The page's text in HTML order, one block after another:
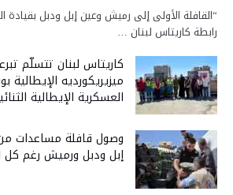
“القافلة الأولى إلى رميش وعين إبل ودبل بقيادة
رابطة كاريتاس لبنان …
كاريتاس لبنان تتسلّم
ميزيريكورديه الإيطالية
العسكرية الإيطالية
إبل ودبل ورميش رغم كل